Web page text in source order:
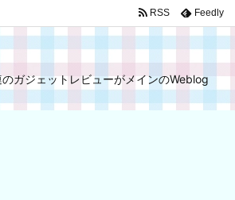
ガジェットレビューがメインのWeblog
RSS Feedly